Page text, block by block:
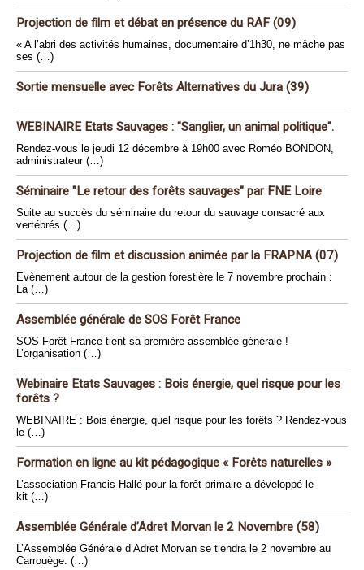
Projection de film et débat en présence du RAF (09)
« A l’abri des activités humaines, documentaire d’1h30, ne mâche pas
ses (…)
Sortie mensuelle avec Forêts Alternatives du Jura (39)
WEBINAIRE Etats Sauvages : "Sanglier, un animal politique".
Rendez-vous le jeudi 12 décembre à 19h00 avec Roméo BONDON,
administrateur (…)
Séminaire "Le retour des forêts sauvages" par FNE Loire
Suite au succès du séminaire du retour du sauvage consacré aux
vertébrés (…)
Projection de film et discussion animée par la FRAPNA (07)
Evènement autour de la gestion forestière le 7 novembre prochain :
La (…)
Assemblée générale de SOS Forêt France
SOS Forêt France tient sa première assemblée générale !
L’organisation (…)
Webinaire Etats Sauvages : Bois énergie, quel risque pour les
forêts ?
WEBINAIRE : Bois énergie, quel risque pour les forêts ? Rendez-vous
le (…)
Formation en ligne au kit pédagogique « Forêts naturelles »
L’association Francis Hallé pour la forêt primaire a développé le
kit (…)
Assemblée Générale d’Adret Morvan le 2 Novembre (58)
L’Assemblée Générale d’Adret Morvan se tiendra le 2 novembre au
Carrouège. (…)